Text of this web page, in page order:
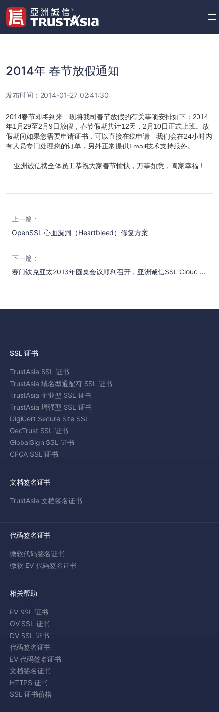
2014年 春节放假通知
发布时间：2014-01-27 02:41:30
2014春节即将到来，现将我司春节放假的有关事项安排如下：2014
年1月29至2月9日放假，春节假期共计12天，2月10日正式上班。放
假期间如果您需要申请证书，可以直接在线申请，我们会在24小时内
有人员专门处理您的订单，另外正常提供Email技术支持服务。
亚洲诚信携全体员工恭祝大家春节愉快，万事如意，阖家幸福！
上一篇：
OpenSSL 心血漏洞（Heartbleed）修复方案
下一篇：
赛门铁克亚太2013年圆桌会议顺利召开，亚洲诚信SSL Cloud 雏形惊艳首秀
SSL 证书
TrustAsia SSL 证书
TrustAsia 域名型通配符 SSL 证书
TrustAsia 企业型 SSL 证书
TrustAsia 增强型 SSL 证书
DigiCert Secure Site SSL
GeoTrust SSL 证书
GlobalSign SSL 证书
CFCA SSL 证书
文档签名证书
TrustAsia 文档签名证书
代码签名证书
微软代码签名证书
微软 EV 代码签名证书
相关帮助
EV SSL 证书
OV SSL 证书
DV SSL 证书
代码签名证书
EV 代码签名证书
文档签名证书
HTTPS 证书
SSL 证书价格